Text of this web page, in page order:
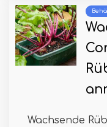
Wachsende